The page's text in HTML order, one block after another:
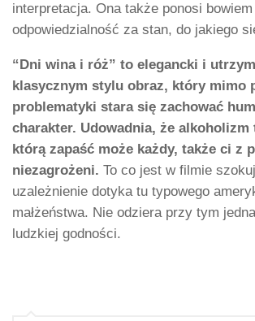
interpretacja. Ona także ponosi bowiem
odpowiedzialność za stan, do jakiego
“Dni wina i róż” to elegancki i
klasycznym stylu obraz, który mimo
problematyki stara się zachować
charakter. Udowadnia, że alkoholizm
którą zapaść może każdy, także ci z
niezagrożeni. To co jest w filmie
uzależnienie dotyka tu typowego
małżeństwa. Nie odziera przy tym
ludzkiej godności.